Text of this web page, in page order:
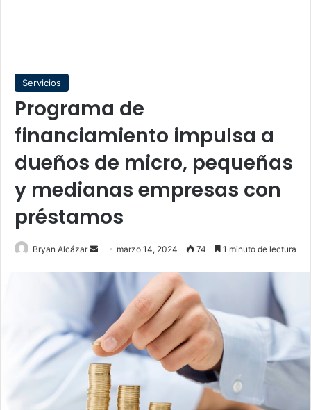
Servicios
Programa de
financiamiento impulsa a
dueños de micro, pequeñas
y medianas empresas con
préstamos
Bryan Alcázar
Send
email
marzo 14, 2024 74 1 minuto de lectura